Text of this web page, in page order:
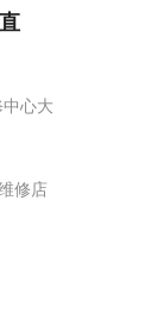
心大
修店